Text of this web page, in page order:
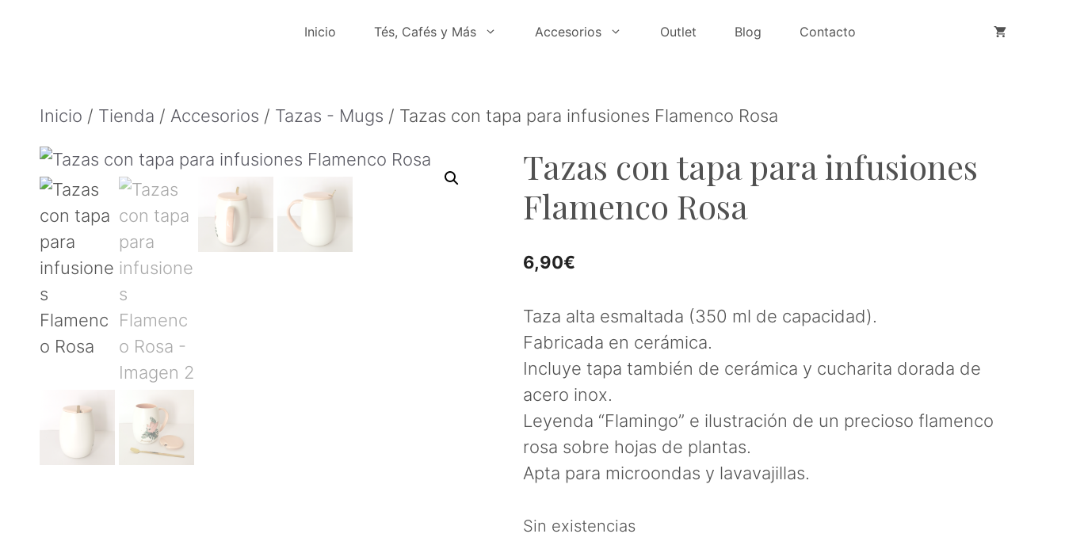
Inicio Tés, Cafés y Más Accesorios Outlet Blog Contacto
Inicio / Tienda / Accesorios / Tazas - Mugs / Tazas con tapa para infusiones Flamenco Rosa
Tazas con tapa para infusiones
Flamenco Rosa
6,90€
Taza alta esmaltada (350 ml de capacidad).
Fabricada en cerámica.
Incluye tapa también de cerámica y cucharita dorada de
acero inox.
Leyenda “Flamingo” e ilustración de un precioso flamenco
rosa sobre hojas de plantas.
Apta para microondas y lavavajillas.
Sin existencias